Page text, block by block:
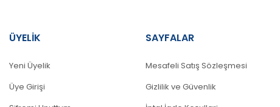
ÜYELİK
Yeni Üyelik
Üye Girişi
SAYFALAR
Mesafeli Satış Sözleşmesi
Gizlilik ve Güvenlik